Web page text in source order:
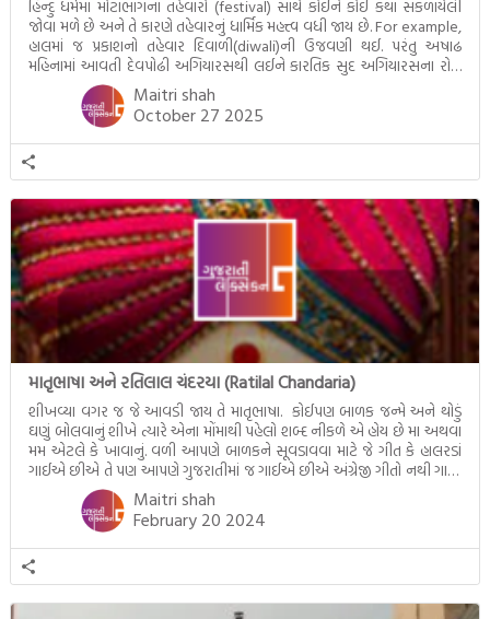
હિન્દુ ધર્મમાં મોટાભાગના તહેવારો (festival) સાથે કોઈને કોઈ કથા સંકળાયેલી
જોવા મળે છે અને તે કારણે તહેવારનું ધાર્મિક મહત્ત્વ વધી જાય છે. For example,
હાલમાં જ પ્રકાશનો તહેવાર દિવાળી(diwali)ની ઉજવણી થઈ. પરંતુ અષાઢ
મહિનામાં આવતી દેવપોઢી અગિયારસથી લઈને કારતિક સુદ અગિયારસના રોજ
આવતી દેવ ઊઠી અગિયારસ વચ્ચે મોટેભાગે યજ્ઞોપવીત સંસ્કાર, લગ્ન,
દીક્ષાગ્રહણ, યજ્ઞ, ગૃહપ્રવેશ જેવા […]
Maitri shah
October 27 2025
માતૃભાષા અને રતિલાલ ચંદરયા (Ratilal Chandaria)
શીખવ્યા વગર જ જે આવડી જાય તે માતૃભાષા. કોઈપણ બાળક જન્મે અને થોડું
ઘણું બોલવાનું શીખે ત્યારે એના મોંમાથી પહેલો શબ્દ નીકળે એ હોય છે મા અથવા
મમ એટલે કે ખાવાનું. વળી આપણે બાળકને સૂવડાવવા માટે જે ગીત કે હાલરડાં
ગાઈએ છીએ તે પણ આપણે ગુજરાતીમાં જ ગાઈએ છીએ અંગ્રેજી ગીતો નથી ગાતા.
આમ બાળકને […]
Maitri shah
February 20 2024